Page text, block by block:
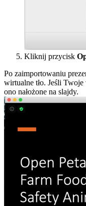
Kliknij przycisk
Po zaimportowaniu
wirtualne tło. Jeśli
ono nałożone na slajdy.